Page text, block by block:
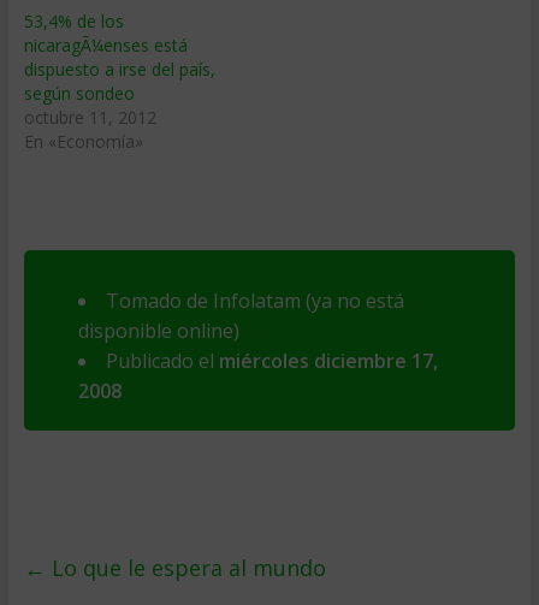
53,4% de los
nicaragÃ¼enses está
dispuesto a irse del país,
según sondeo
octubre 11, 2012
En «Economía»
Tomado de Infolatam (ya no está
disponible online)
Publicado el miércoles diciembre 17,
2008
← Lo que le espera al mundo